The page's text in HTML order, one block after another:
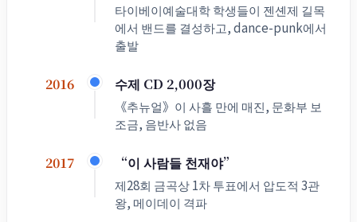
타이베이예술대학 학생들이 젠셴제 길목
에서 밴드를 결성하고, dance-punk에서
출발
2016 수제 CD 2,000장
《추뉴얼》이 사흘 만에 매진, 문화부 보
조금, 음반사 없음
2017 “이 사람들 천재야”
제28회 금곡상 1차 투표에서 압도적 3관
왕, 메이데이 격파